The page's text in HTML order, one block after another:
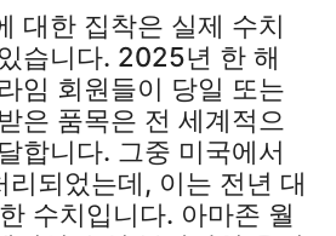
대한 집착은 실제 수치
습니다. 2025년 한 해
임 회원들이 당일 또는
은 품목은 전 세계적으
합니다. 그중 미국에서
되었는데, 이는 전년 대
수치입니다. 아마존 월